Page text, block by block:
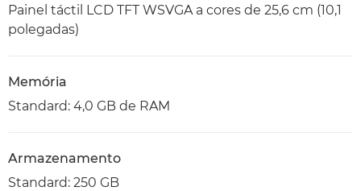
Painel táctil LCD TFT WSVGA a cores de 25,6 cm (10,1
polegadas)
Memória
Standard: 4,0 GB de RAM
Armazenamento
Standard: 250 GB